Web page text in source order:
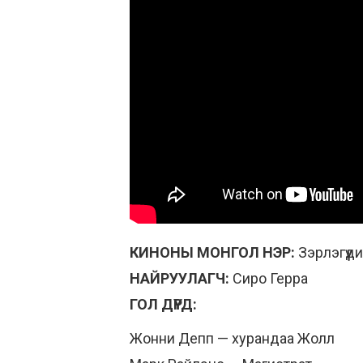
КИНОНЫ МОНГОЛ НЭР:
НАЙРУУЛАГЧ: Сиро Герра
ГОЛ ДҮРД:
Жонни Депп — хурандаа Жолл